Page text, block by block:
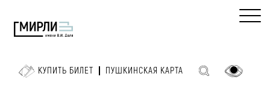
КУПИТЬ БИЛЕТ ПУШКИНСКАЯ КАРТА